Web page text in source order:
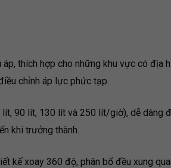
áp, thích hợp cho những khu vực có địa
chỉnh áp lực phức tạp.
90 lít, 130 lít và 250 lít/giờ), dễ dàng
khi trưởng thành.
kế xoay 360 độ, phân bổ đều xung